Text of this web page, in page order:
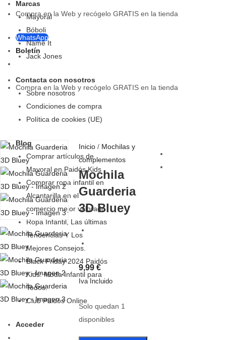
Compra en la Web y recógelo GRATIS en la tienda
WhatsApp
Boletín
Compra en la Web y recógelo GRATIS en la tienda
Marcas
Mayoral
Bóboli
Name It
Jack Jones
Contacta con nosotros
Sobre nosotros
Condiciones de compra
Política de cookies (UE)
Blog
Comprar artículos de
Mayoral en Paidós Kids
Comprar ropa infantil en
Alcantarilla en el
comercio mejor valorado
Ropa Infantil, Las últimas
Tendencias Y Los
Mejores Consejos.
Black Friday 2024 Paidós
Kids: Moda Infantil para
Todos.
Club Paidós Online
Acceder
Inicio / Mochilas y
complementos
Mochila
Guarderia
3D Bluey
9,99 €
Iva Incluido
Solo quedan 1
disponibles